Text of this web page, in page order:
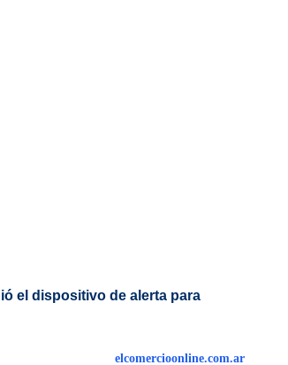
el dispositivo de alerta para
elcomercioonline.com.ar